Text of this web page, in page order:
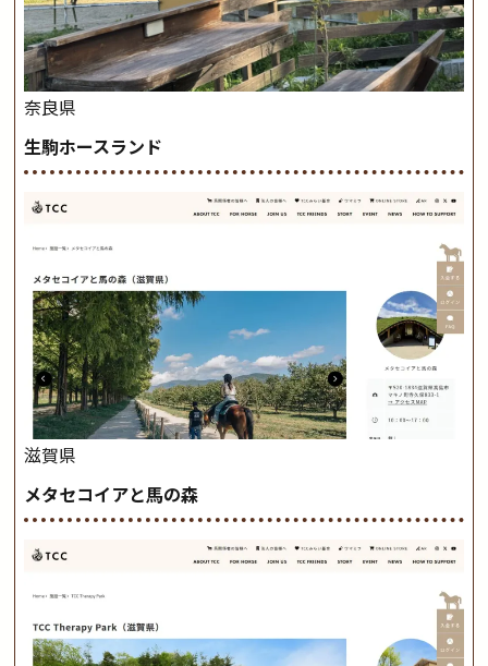
奈良県
生駒ホースランド
滋賀県
メタセコイアと馬の森